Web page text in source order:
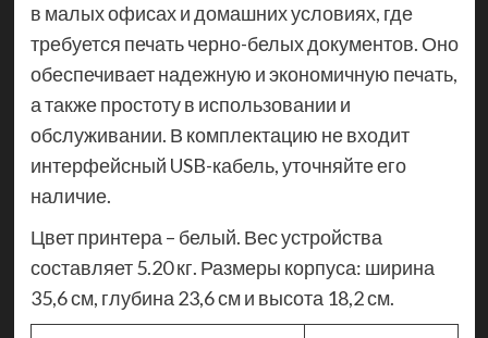
в малых офисах и домашних условиях, где
требуется печать черно-белых документов. Оно
обеспечивает надежную и экономичную печать,
а также простоту в использовании и
обслуживании. В комплектацию не входит
интерфейсный USB-кабель, уточняйте его
наличие.
Цвет принтера – белый. Вес устройства
составляет 5.20 кг. Размеры корпуса: ширина
35,6 см, глубина 23,6 см и высота 18,2 см.